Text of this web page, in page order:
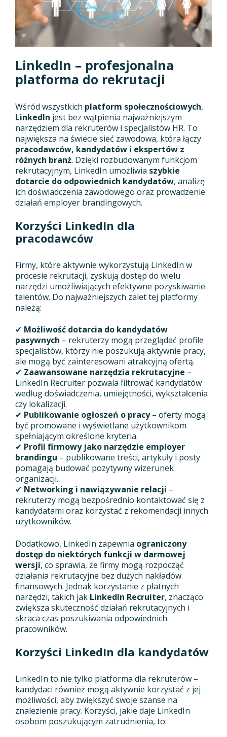
LinkedIn – profesjonalna
platforma do rekrutacji
Wśród wszystkich platform społecznościowych,
LinkedIn jest bez wątpienia najważniejszym
narzędziem dla rekruterów i specjalistów HR. To
największa na świecie sieć zawodowa, która łączy
pracodawców, kandydatów i ekspertów z
różnych branż. Dzięki rozbudowanym funkcjom
rekrutacyjnym, LinkedIn umożliwia szybkie
dotarcie do odpowiednich kandydatów, analizę
ich doświadczenia zawodowego oraz prowadzenie
działań employer brandingowych.
Korzyści LinkedIn dla
pracodawców
Firmy, które aktywnie wykorzystują LinkedIn w
procesie rekrutacji, zyskują dostęp do wielu
narzędzi umożliwiających efektywne pozyskiwanie
talentów. Do najważniejszych zalet tej platformy
należą:
✔ Możliwość dotarcia do kandydatów
pasywnych – rekruterzy mogą przeglądać profile
specjalistów, którzy nie poszukują aktywnie pracy,
ale mogą być zainteresowani atrakcyjną ofertą.
✔ Zaawansowane narzędzia rekrutacyjne –
LinkedIn Recruiter pozwala filtrować kandydatów
według doświadczenia, umiejętności, wykształcenia
czy lokalizacji.
✔ Publikowanie ogłoszeń o pracy– oferty mogą
być promowane i wyświetlane użytkownikom
spełniającym określone kryteria.
✔ Profil firmowy jako narzędzie employer
brandingu – publikowane treści, artykuły i posty
pomagają budować pozytywny wizerunek
organizacji.
✔ Networking i nawiązywanie relacji –
rekruterzy mogą bezpośrednio kontaktować się z
kandydatami oraz korzystać z rekomendacji innych
użytkowników.
Dodatkowo, LinkedIn zapewnia ograniczony
dostęp do niektórych funkcji w darmowej
wersji, co sprawia, że firmy mogą rozpocząć
działania rekrutacyjne bez dużych nakładów
finansowych. Jednak korzystanie z płatnych
narzędzi, takich jak LinkedIn Recruiter, znacząco
zwiększa skuteczność działań rekrutacyjnych i
skraca czas poszukiwania odpowiednich
pracowników.
Korzyści LinkedIn dla kandydatów
LinkedIn to nie tylko platforma dla rekruterów –
kandydaci również mogą aktywnie korzystać z jej
możliwości, aby zwiększyć swoje szanse na
znalezienie pracy. Korzyści, jakie daje LinkedIn
osobom poszukującym zatrudnienia, to: